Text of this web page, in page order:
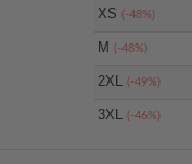
XS(-48%)
M(-48%)
2XL(-49%)
3XL(-46%)